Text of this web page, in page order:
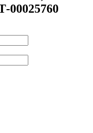
00025760